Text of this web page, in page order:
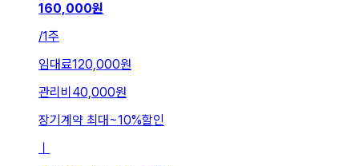
160,000원
/1주
임대료120,000원
관리비 40,000원
장기계약 최대 ~10%할인